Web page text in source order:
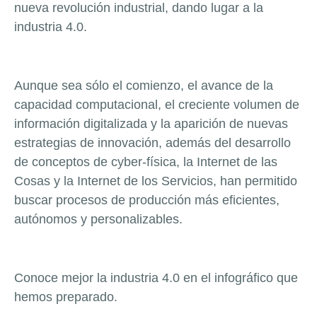
nueva revolución industrial, dando lugar a la
industria 4.0.
Aunque sea sólo el comienzo, el avance de la
capacidad computacional, el creciente volumen de
información digitalizada y la aparición de nuevas
estrategias de innovación, además del desarrollo
de conceptos de cyber-física, la Internet de las
Cosas y la Internet de los Servicios, han permitido
buscar procesos de producción más eficientes,
autónomos y personalizables.
Conoce mejor la industria 4.0 en el infográfico que
hemos preparado.